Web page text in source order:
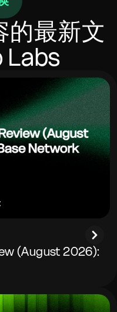
塞情况。如果目标网
的最新文
Labs
(August 2026):